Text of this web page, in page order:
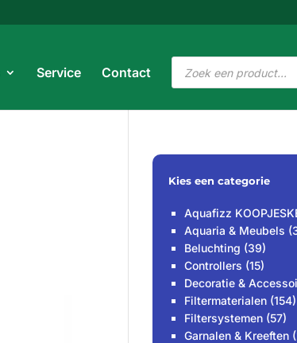
Service Contact
Producten
zoeken
Producten
Kies een categorie
Aquafizz
Aquaria & Meubels
Beluchting (39)
Controllers (15)
Decoratie &
Filtermaterialen (154)
Filtersystemen (57)
Garnalen & Kreeften